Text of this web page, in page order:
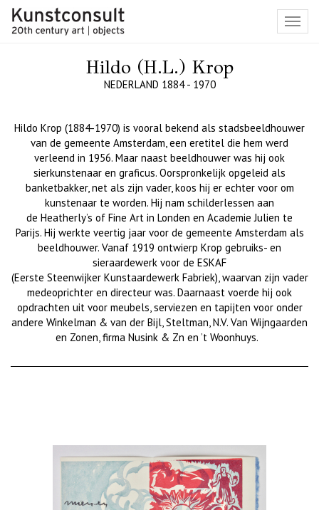
Hildo (H.L.) Krop
NEDERLAND 1884 - 1970
Hildo Krop (1884-1970) is vooral bekend als stadsbeeldhouwer
van de gemeente Amsterdam, een eretitel die hem werd
verleend in 1956. Maar naast beeldhouwer was hij ook
sierkunstenaar en graficus. Oorspronkelijk opgeleid als
banketbakker, net als zijn vader, koos hij er echter voor om
kunstenaar te worden. Hij nam schilderlessen aan
de Heatherly’s of Fine Art in Londen en Academie Julien te
Parijs. Hij werkte veertig jaar voor de gemeente Amsterdam als
beeldhouwer. Vanaf 1919 ontwierp Krop gebruiks- en
sieraardewerk voor de ESKAF
(Eerste SteenwijkerKunstaardewerk Fabriek), waarvan zijn vader
medeoprichter en directeur was. Daarnaast voerde hij ook
opdrachten uit voor meubels, serviezen en tapijten voor onder
andere Winkelman & van der Bijl, Steltman, N.V. Van Wijngaarden
en Zonen, firma Nusink & Zn en ’t Woonhuys.